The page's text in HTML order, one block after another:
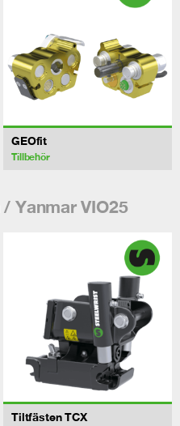
GEOfit
Tillbehör
/ Yanmar VIO25
Tiltfästen TCX